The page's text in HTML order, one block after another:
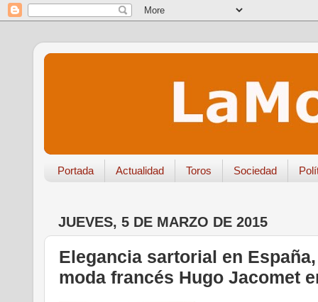
Portada Actualidad Toros Sociedad
JUEVES, 5 DE MARZO DE 2015
Elegancia sartorial en
moda francés Hugo Jacomet